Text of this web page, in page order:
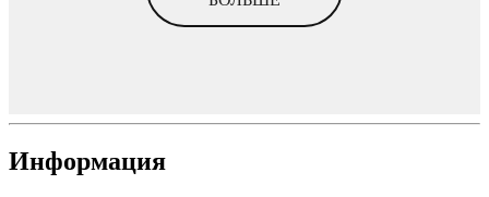
Информация